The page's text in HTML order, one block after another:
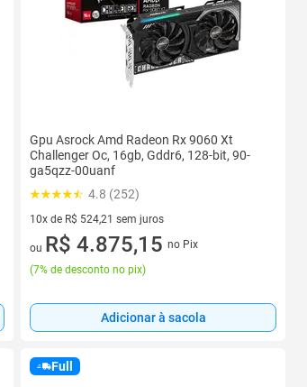
Gpu Asrock Amd Radeon Rx 9060 Xt
Challenger Oc, 16gb, Gddr6, 128-bit, 90-
ga5qzz-00uanf
4.8 (252)
10x de R$ 524,21 sem juros
10 vez de R$ 524,21 sem juros
ou R$ 4.875,15 no Pix
(7% de desconto no pix)
Adicionar à sacola
Full